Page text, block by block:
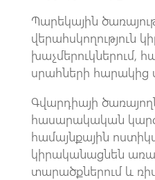
Պարեկային
վերահսկողություն
խաչմերուկներում,
սրահների հարակից
Գվարդիայի
հասարակական
համայնքային
կիրականացնեն
տարածքներում և